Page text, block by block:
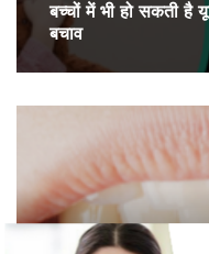
बच्चों में भी हो सकती है
बचाव